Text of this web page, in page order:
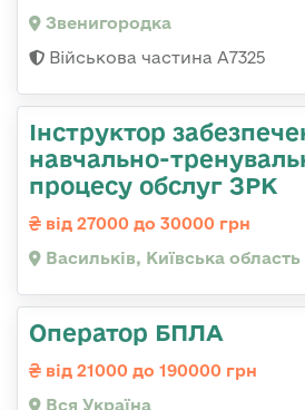
Звенигородка
Військова частина А7325
Інструктор
навчально-
процесу обслуг ЗРК
від 27000 до 30000 грн
Васильків, Київська область
Оператор БПЛА
від 21000 до 190000 грн
Вся Україна